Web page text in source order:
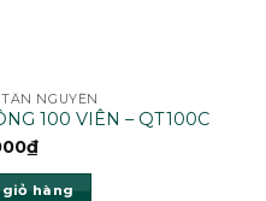
NGUYÊN
100 VIÊN – QT100C
₫
giỏ hàng